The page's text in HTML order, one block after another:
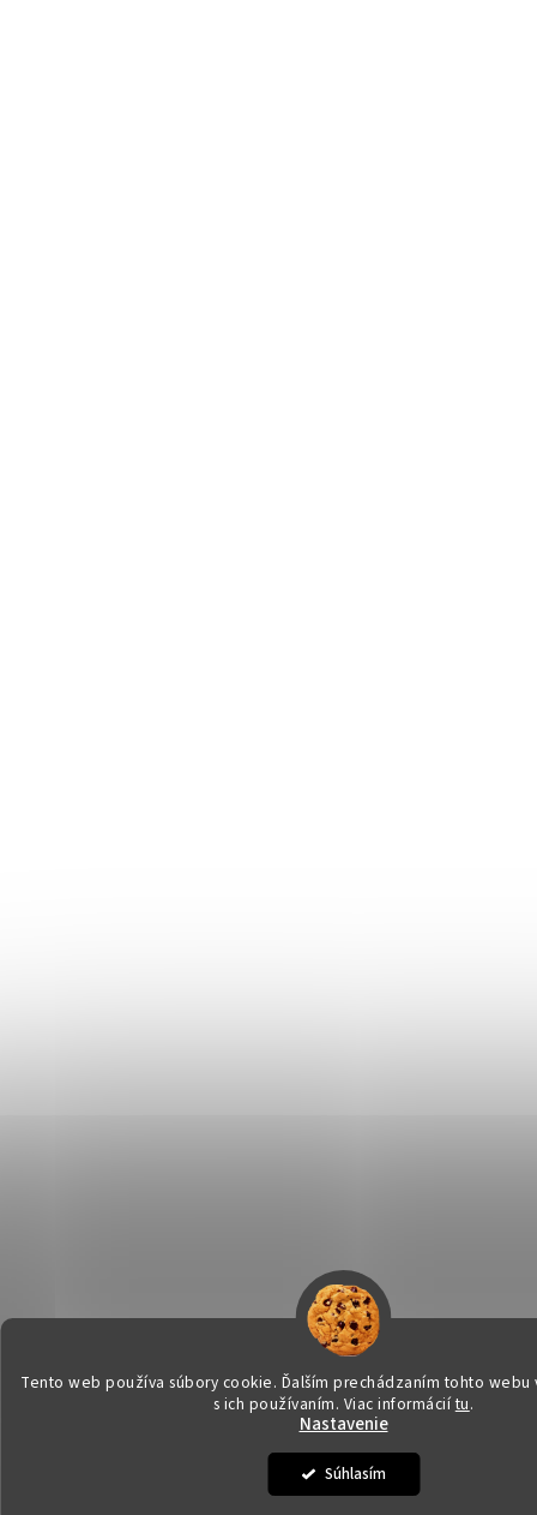
Tento web používa súbory cookie. Ďalším prechádzaním tohto webu
s ich používaním. Viac informáciítu.
Nastavenie
Súhlasím